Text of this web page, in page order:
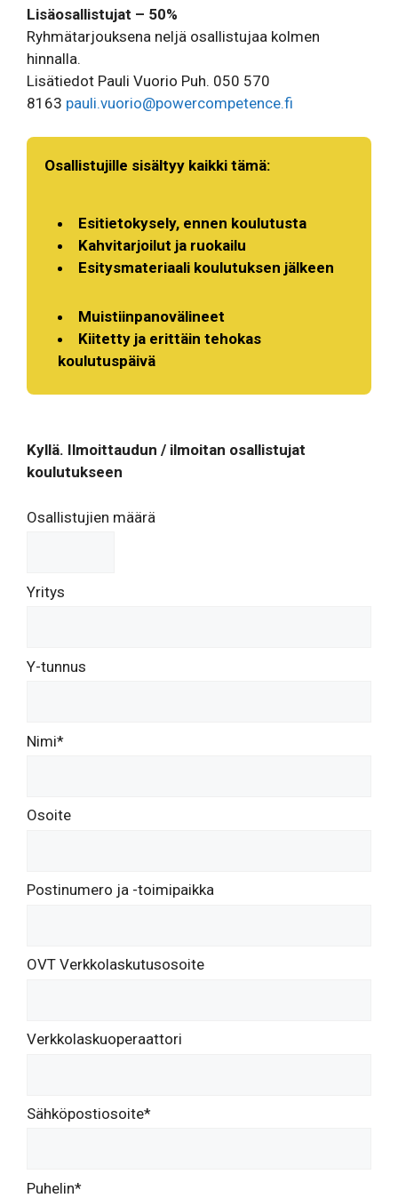
Lisäosallistujat – 50%
Ryhmätarjouksena neljä osallistujaa kolmen
hinnalla.
Lisätiedot Pauli Vuorio Puh. 050 570
8163 pauli.vuorio@powercompetence.fi
Osallistujille sisältyy kaikki tämä:
Esitietokysely, ennen koulutusta
Kahvitarjoilut ja ruokailu
Esitysmateriaali koulutuksen jälkeen
Muistiinpanovälineet
Kiitetty ja erittäin tehokas
koulutuspäivä
Kyllä. Ilmoittaudun / ilmoitan osallistujat
koulutukseen
Osallistujien määrä
Yritys
Y-tunnus
Nimi*
Osoite
Postinumero ja -toimipaikka
OVT Verkkolaskutusosoite
Verkkolaskuoperaattori
Sähköpostiosoite*
Puhelin*